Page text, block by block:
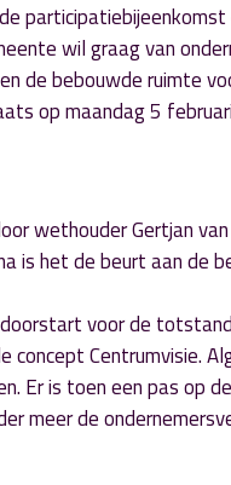
wil graag van
de bebouwde ruimte
op maandag 5
wethouder Gertjan
is het de beurt aan de
voor de
concept Centrumvisie.
Er is toen een pas op
meer de